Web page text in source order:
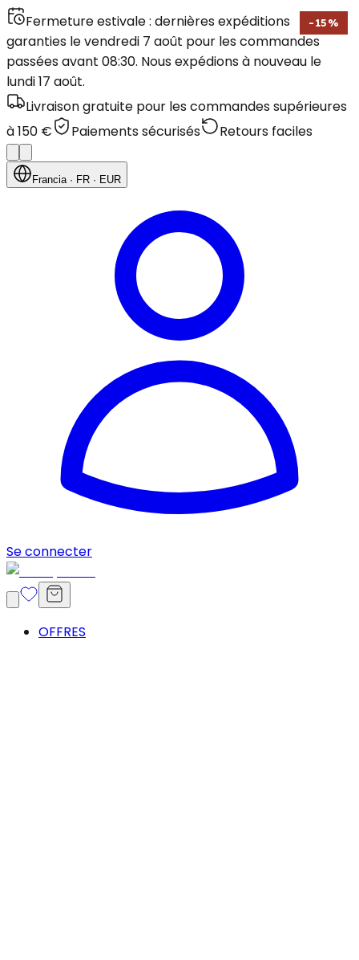
Fermeture estivale : dernières expéditions
garanties le vendredi 7 août pour les commandes
passées avant 08:30. Nous expédions à nouveau le
lundi 17 août.
Livraison gratuite pour les commandes supérieures
à 150 €
Paiements sécurisés Retours faciles
Francia· FR · EUR
Se connecter
OFFRES
- 15 %